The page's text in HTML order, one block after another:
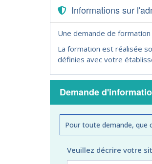
Informations sur
Une demande de
La formation est réalisée
définies avec votre
Demande
Pour toute demande, que
Veuillez décrire votre